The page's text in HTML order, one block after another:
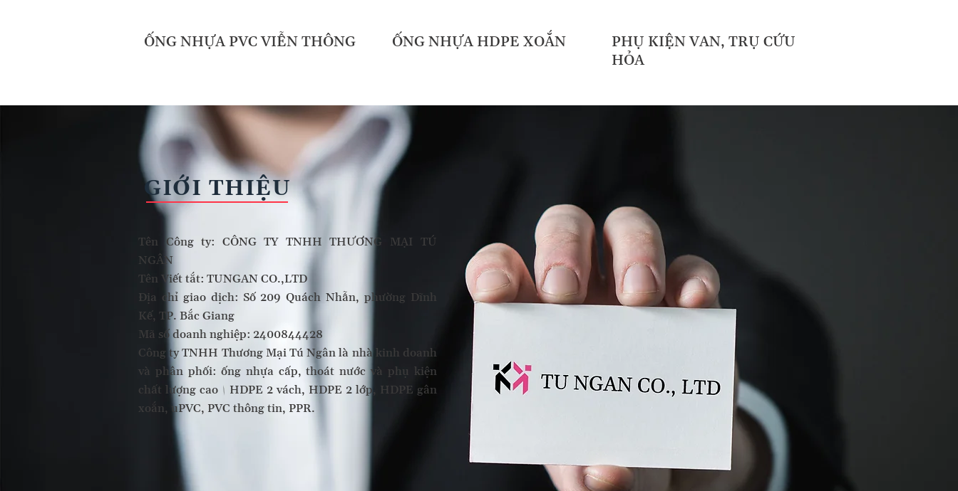
ỐNG NHỰA PVC VIỄN THÔNG ỐNG NHỰA HDPE XOẮN
PHỤ KIỆN VAN, TRỤ CỨU
HỎA
GIỚI THIỆU
Tên Công ty: CÔNG TY TNHH THƯƠNG MẠI TÚ
NGÂN
Tên Viết tắt: TUNGAN CO.,LTD
Địa chỉ giao dịch: Số 209 Quách Nhẫn, phường Dĩnh
Kế, TP. Bắc Giang
Mã số doanh nghiệp: 2400844428
Công ty TNHH Thương Mại Tú Ngân là nhà kinh doanh
và phân phối: ống nhựa cấp, thoát nước và phụ kiện
chất lượng cao | HDPE 2 vách, HDPE 2 lớp, HDPE gân
xoắn, uPVC, PVC thông tin, PPR.